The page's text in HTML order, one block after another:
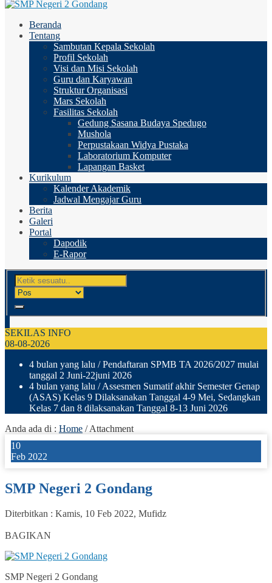
Beranda
Tentang
Sambutan Kepala Sekolah
Profil Sekolah
Visi dan Misi Sekolah
Guru dan Karyawan
Struktur Organisasi
Mars Sekolah
Fasilitas Sekolah
Gedung Sasana Budaya Spedugo
Mushola
Perpustakaan Widya Pustaka
Laboratorium Komputer
Lapangan Basket
Kurikulum
Kalender Akademik
Jadwal Mengajar Guru
Berita
Galeri
Portal
Dapodik
E-Rapor
SEKILAS INFO
08-08-2026
4 bulan yang lalu / Pendaftaran SPMB TA 2026/2027 mulai
tanggal 2 Juni-22juni 2026
4 bulan yang lalu / Assesmen Sumatif akhir Semester Genap
(ASAS) Kelas 9 Dilaksanakan Tanggal 4-9 Mei, Sedangkan
Kelas 7 dan 8 dilaksanakan Tanggal 8-13 Juni 2026
Anda ada di : Home / Attachment
10
Feb 2022
SMP Negeri 2 Gondang
Diterbitkan : Kamis, 10 Feb 2022, Mufidz
BAGIKAN
SMP Negeri 2 Gondang